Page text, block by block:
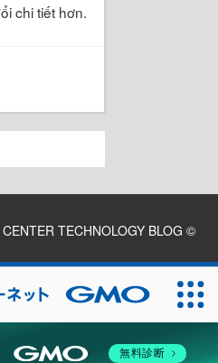
chi tiết hơn.
TECHNOLOGY BLOG ©
無料診断